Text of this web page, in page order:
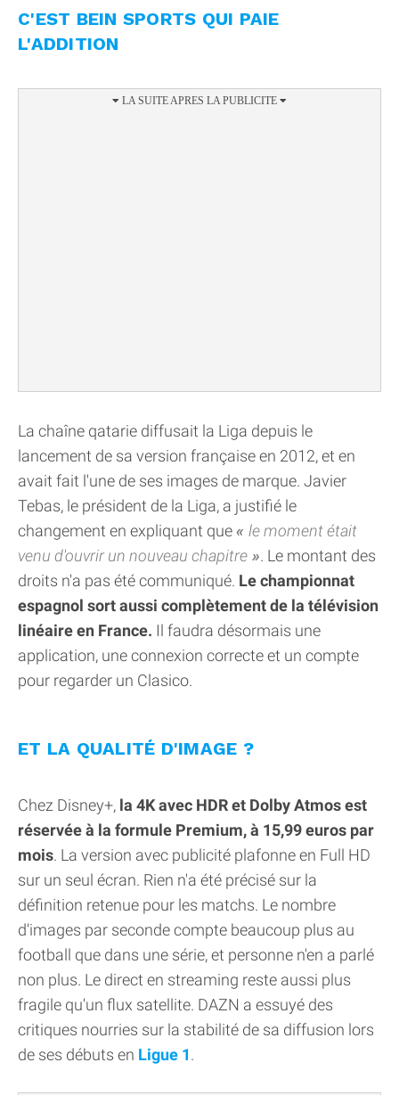
C'EST BEIN SPORTS QUI PAIE
L'ADDITION
La chaîne qatarie diffusait la Liga depuis le
lancement de sa version française en 2012, et en
avait fait l'une de ses images de marque. Javier
Tebas, le président de la Liga, a justifié le
changement en expliquant que
le moment était
venu d'ouvrir un nouveau chapitre
. Le montant des
droits n'a pas été communiqué. Le championnat
espagnol sort aussi complètement de la télévision
linéaire en France. Il faudra désormais une
application, une connexion correcte et un compte
pour regarder un Clasico.
ET LA QUALITÉ D'IMAGE ?
Chez Disney+, la 4K avec HDR et Dolby Atmos est
réservée à la formule Premium, à 15,99 euros par
mois. La version avec publicité plafonne en Full HD
sur un seul écran. Rien n'a été précisé sur la
définition retenue pour les matchs. Le nombre
d'images par seconde compte beaucoup plus au
football que dans une série, et personne n'en a parlé
non plus. Le direct en streaming reste aussi plus
fragile qu'un flux satellite. DAZN a essuyé des
critiques nourries sur la stabilité de sa diffusion lors
de ses débuts en Ligue 1.